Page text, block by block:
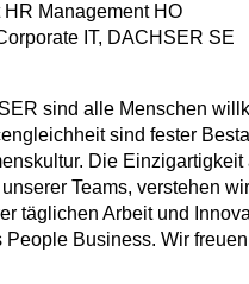
Management HO
IT, DACHSER SE
sind alle Menschen
sind fester
Die Einzigartigkeit
Teams, verstehen
täglichen Arbeit und
People Business. Wir